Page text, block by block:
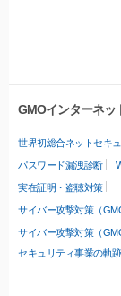
GMOインターネッ
世界初総合ネットセキ
パスワード漏洩診断
実在証明・盗聴対策
サイバー攻撃対策（
サイバー攻撃対策（
セキュリティ事業の軌跡